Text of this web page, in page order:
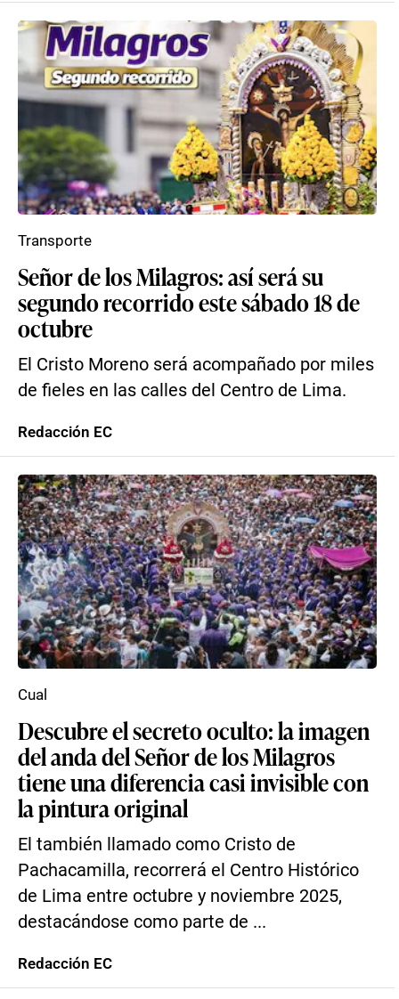
Señor de los Milagros: así será su
segundo recorrido este sábado 18 de
octubre
El Cristo Moreno será acompañado por miles
de fieles en las calles del Centro de Lima.
Transporte
Redacción EC
Descubre el secreto oculto: la imagen
del anda del Señor de los Milagros
tiene una diferencia casi invisible con
la pintura original
El también llamado como Cristo de
Pachacamilla, recorrerá el Centro Histórico
de Lima entre octubre y noviembre 2025,
destacándose como parte de ...
Cual
Redacción EC